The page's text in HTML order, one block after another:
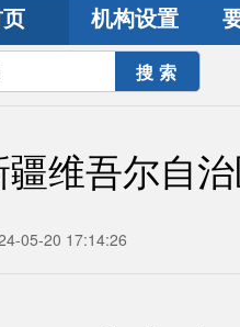
机构设置
开
疆维吾尔自
05-20 17:14:26